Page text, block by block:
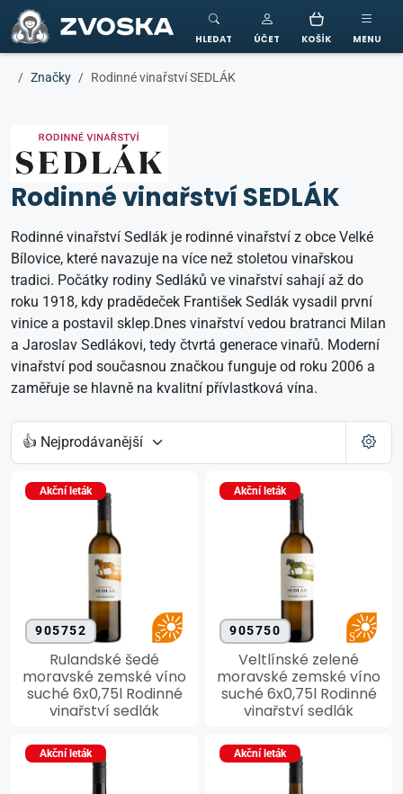
ZVOSKA
HLEDAT ÚČET KOŠÍK MENU
Značky Rodinné vinařství SEDLÁK
Rodinné vinařství SEDLÁK
Rodinné vinařství Sedlák je rodinné vinařství z obce Velké
Bílovice, které navazuje na více než stoletou vinařskou
tradici. Počátky rodiny Sedláků ve vinařství sahají až do
roku 1918, kdy pradědeček František Sedlák vysadil první
vinice a postavil sklep.Dnes vinařství vedou bratranci Milan
a Jaroslav Sedlákovi, tedy čtvrtá generace vinařů. Moderní
vinařství pod současnou značkou funguje od roku 2006 a
zaměřuje se hlavně na kvalitní přívlastková vína.
Akční leták
905752
Rulandské šedé
moravské zemské víno
suché 6x0,75l Rodinné
vinařství sedlák
Akční leták
905750
Veltlínské zelené
moravské zemské víno
suché 6x0,75l Rodinné
vinařství sedlák
Akční leták Akční leták